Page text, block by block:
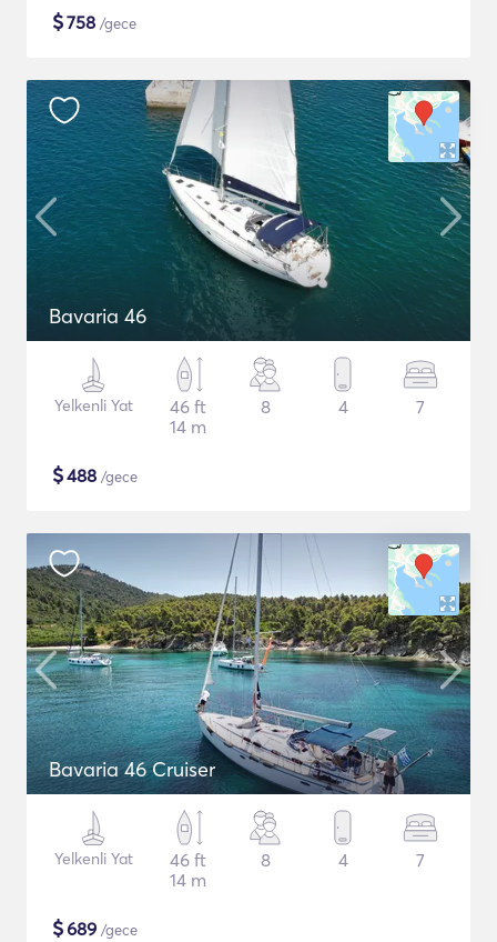
$758 /gece
Bavaria 46
Yelkenli Yat
46 ft
14 m
8 4 7
$488 /gece
Bavaria 46 Cruiser
Yelkenli Yat
46 ft
14 m
8 4 7
$689 /gece